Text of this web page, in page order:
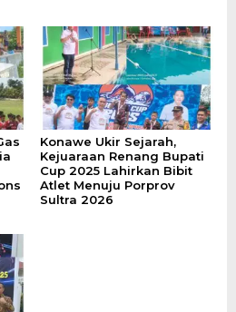
Konawe Ukir Sejarah,
Kejuaraan Renang Bupati
Cup 2025 Lahirkan Bibit
Atlet Menuju Porprov
Sultra 2026